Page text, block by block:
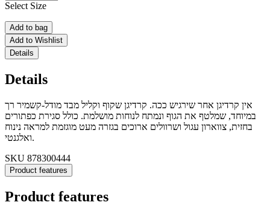
Select Size
Add to bag
Add to Wishlist
Details
Details
אין קרדיגן אחר שירגיש ככה. קרדיגן שקוף וקליל מבד מודל-קשמיר רך
במיוחד, שמלטף את הגוף ונמתח לנוחות מושלמת. כולל סגירת כפתורים
בחזית, צווארון עגול ושרוולים ארוכים בגזרה מעט מוגזמת למראה נינוח
ואלגנטי.
SKU 878300444
Product features
Product features